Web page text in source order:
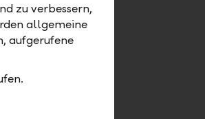
one of
LLB
zu verbessern,
allgemeine
aufgerufene